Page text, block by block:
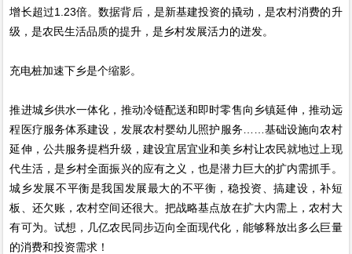
增长超过1.23倍。数据背后，是新基建投资的撬动，是农村消费的升
级，是农民生活品质的提升，是乡村发展活力的迸发。
充电桩加速下乡是个缩影。
推进城乡供水一体化，推动冷链配送和即时零售向乡镇延伸，推动远
程医疗服务体系建设，发展农村婴幼儿照护服务……基础设施向农村
延伸，公共服务提档升级，建设宜居宜业和美乡村让农民就地过上现
代生活，是乡村全面振兴的应有之义，也是潜力巨大的扩内需抓手。
城乡发展不平衡是我国发展最大的不平衡，稳投资、搞建设，补短
板、还欠账，农村空间还很大。把战略基点放在扩大内需上，农村大
有可为。试想，几亿农民同步迈向全面现代化，能够释放出多么巨量
的消费和投资需求！